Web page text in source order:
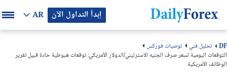
إبدأ التداول الآن AR
DF تحليل فني
توصيات فوركس
التوقعات اليومية لسعر صرف الجنيه الاسترليني/الدولار الأمريكي: توقعات هبوطية حادة قبيل تقرير
الوظائف الأمريكية